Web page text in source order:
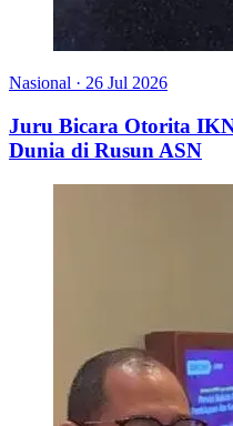
Nasional · 26 Jul 2026
Juru Bicara Otorita
Dunia di Rusun ASN